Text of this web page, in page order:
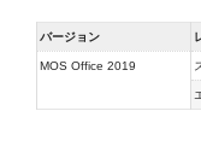
バージョン
MOS Office 2019